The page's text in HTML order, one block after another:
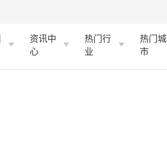
资讯中
心
热门行
业
热门城
市